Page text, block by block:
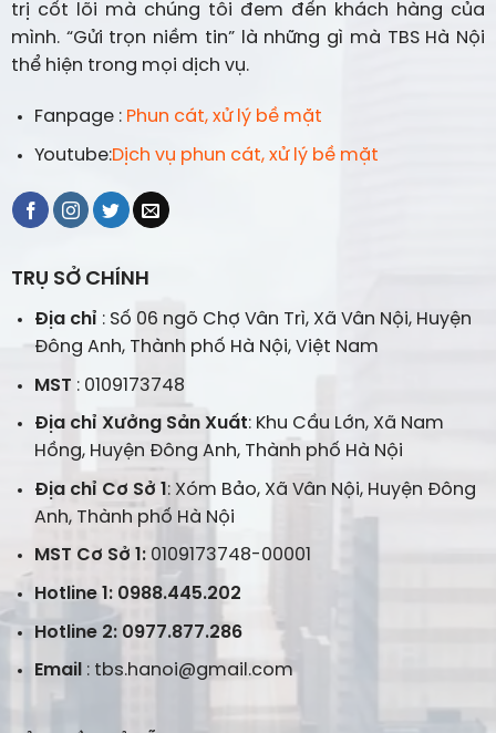
trị cốt lõi mà chúng tôi đem đến khách hàng của
mình. “Gửi trọn niềm tin” là những gì mà TBS Hà Nội
thể hiện trong mọi dịch vụ.
Fanpage : Phun cát, xử lý bề mặt
Youtube:Dịch vụ phun cát, xử lý bề mặt
TRỤ SỞ CHÍNH
Địa chỉ : Số 06 ngõ Chợ Vân Trì, Xã Vân Nội, Huyện
Đông Anh, Thành phố Hà Nội, Việt Nam
MST : 0109173748
Địa chỉ Xưởng Sản Xuất: Khu Cầu Lớn, Xã Nam
Hồng, Huyện Đông Anh, Thành phố Hà Nội
Địa chỉ Cơ Sở 1 : Xóm Bảo, Xã Vân Nội, Huyện Đông
Anh, Thành phố Hà Nội
MST Cơ Sở 1: 0109173748-00001
Hotline 1: 0988.445.202
Hotline 2: 0977.877.286
Email : tbs.hanoi@gmail.com